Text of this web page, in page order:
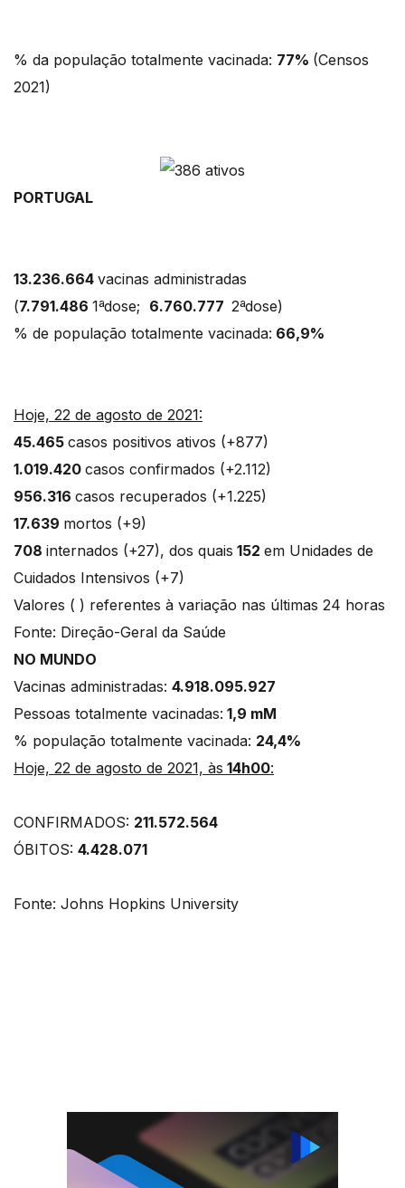
% da população totalmente vacinada: 77% (Censos
2021)
PORTUGAL
13.236.664 vacinas administradas
(7.791.486 1ªdose; 6.760.777 2ªdose)
% de população totalmente vacinada: 66,9%
Hoje, 22 de agosto de 2021:
45.465 casos positivos ativos (+877)
1.019.420 casos confirmados (+2.112)
956.316 casos recuperados (+1.225)
17.639 mortos (+9)
708 internados (+27), dos quais 152 em Unidades de
Cuidados Intensivos (+7)
Valores ( ) referentes à variação nas últimas 24 horas
Fonte: Direção-Geral da Saúde
NO MUNDO
Vacinas administradas: 4.918.095.927
Pessoas totalmente vacinadas: 1,9 mM
% população totalmente vacinada: 24,4%
Hoje, 22 de agosto de 2021, às 14h00:
CONFIRMADOS: 211.572.564
ÓBITOS: 4.428.071
Fonte: Johns Hopkins University